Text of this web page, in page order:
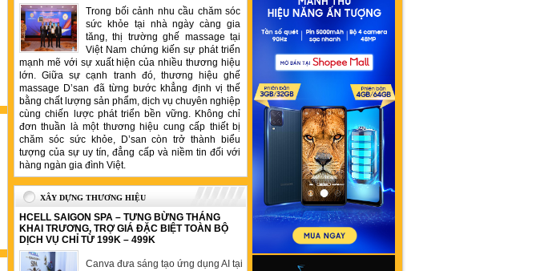
Trong bối cảnh nhu cầu chăm sóc
sức khỏe tại nhà ngày càng gia
tăng, thị trường ghế massage tại
Việt Nam chứng kiến sự phát triển
mạnh mẽ với sự xuất hiện của nhiều thương hiệu
lớn. Giữa sự cạnh tranh đó, thương hiệu ghế
massage D’san đã từng bước khẳng định vị thế
bằng chất lượng sản phẩm, dịch vụ chuyên nghiệp
cùng chiến lược phát triển bền vững. Không chỉ
đơn thuần là một thương hiệu cung cấp thiết bị
chăm sóc sức khỏe, D’san còn trở thành biểu
tượng của sự uy tín, đẳng cấp và niềm tin đối với
hàng ngàn gia đình Việt.
XÂY DỰNG THƯƠNG HIỆU
HCELL SAIGON SPA – TƯNG BỪNG THÁNG
KHAI TRƯƠNG, TRỢ GIÁ ĐẶC BIỆT TOÀN BỘ
DỊCH VỤ CHỈ TỪ 199K – 499K
Canva đưa sáng tạo ứng dụng AI tại